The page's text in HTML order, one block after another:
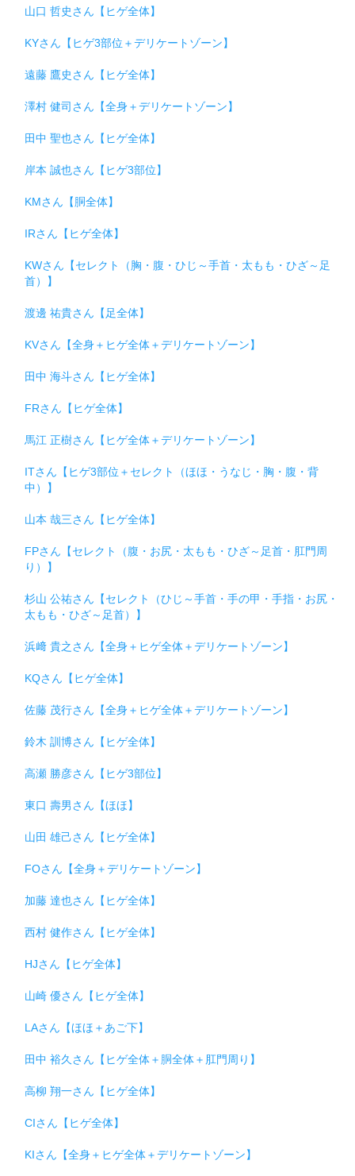
山口 哲史さん【ヒゲ全体】
KYさん【ヒゲ3部位＋デリケートゾーン】
遠藤 鷹史さん【ヒゲ全体】
澤村 健司さん【全身＋デリケートゾーン】
田中 聖也さん【ヒゲ全体】
岸本 誠也さん【ヒゲ3部位】
KMさん【胴全体】
IRさん【ヒゲ全体】
KWさん【セレクト（胸・腹・ひじ～手首・太もも・ひざ～足
首）】
渡邊 祐貴さん【足全体】
KVさん【全身＋ヒゲ全体＋デリケートゾーン】
田中 海斗さん【ヒゲ全体】
FRさん【ヒゲ全体】
馬江 正樹さん【ヒゲ全体＋デリケートゾーン】
ITさん【ヒゲ3部位＋セレクト（ほほ・うなじ・胸・腹・背
中）】
山本 哉三さん【ヒゲ全体】
FPさん【セレクト（腹・お尻・太もも・ひざ～足首・肛門周
り）】
杉山 公祐さん【セレクト（ひじ～手首・手の甲・手指・お尻・
太もも・ひざ～足首）】
浜﨑 貴之さん【全身＋ヒゲ全体＋デリケートゾーン】
KQさん【ヒゲ全体】
佐藤 茂行さん【全身＋ヒゲ全体＋デリケートゾーン】
鈴木 訓博さん【ヒゲ全体】
高瀬 勝彦さん【ヒゲ3部位】
東口 壽男さん【ほほ】
山田 雄己さん【ヒゲ全体】
FOさん【全身＋デリケートゾーン】
加藤 達也さん【ヒゲ全体】
西村 健作さん【ヒゲ全体】
HJさん【ヒゲ全体】
山崎 優さん【ヒゲ全体】
LAさん【ほほ＋あご下】
田中 裕久さん【ヒゲ全体＋胴全体＋肛門周り】
高柳 翔一さん【ヒゲ全体】
CIさん【ヒゲ全体】
KIさん【全身＋ヒゲ全体＋デリケートゾーン】